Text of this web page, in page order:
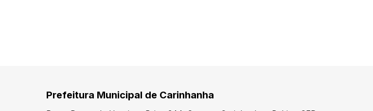
Prefeitura Municipal de Carinhanha